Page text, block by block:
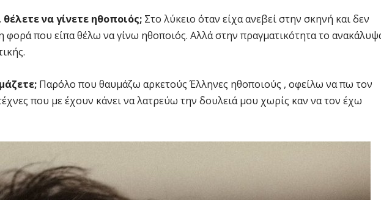
να γίνετε ηθοποιός; Στο λύκειο όταν είχα ανεβεί στην σκηνή και δεν
που είπα θέλω να γίνω ηθοποιός. Αλλά στην πραγματικότητα το
Παρόλο που θαυμάζω αρκετούς Έλληνες ηθοποιούς , οφείλω να πω τον
που με έχουν κάνει να λατρεύω την δουλειά μου χωρίς καν να τον έχω